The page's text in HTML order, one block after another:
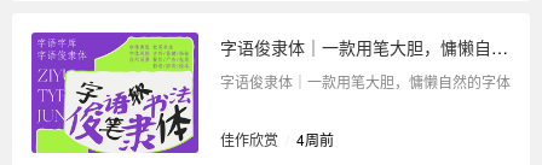
字语俊隶体｜一款用笔大胆，慵懒自然的字体
字语俊隶体｜一款用笔大胆，慵懒自然的字体
佳作欣赏 4周前